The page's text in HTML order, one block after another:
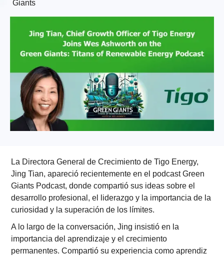
Giants
La Directora General de Crecimiento de Tigo Energy,
Jing Tian, apareció recientemente en el podcast Green
Giants Podcast, donde compartió sus ideas sobre el
desarrollo profesional, el liderazgo y la importancia de la
curiosidad y la superación de los límites.
A lo largo de la conversación, Jing insistió en la
importancia del aprendizaje y el crecimiento
permanentes. Compartió su experiencia como aprendiz